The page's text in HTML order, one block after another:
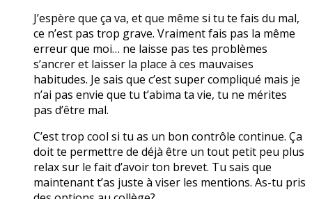
J’espère que ça va, et que même si tu te fais du mal,
ce n’est pas trop grave. Vraiment fais pas la même
erreur que moi… ne laisse pas tes problèmes
s’ancrer et laisser la place à ces mauvaises
habitudes. Je sais que c’est super compliqué mais je
n’ai pas envie que tu t’abima ta vie, tu ne mérites
pas d’être mal.
C’est trop cool si tu as un bon contrôle continue. Ça
doit te permettre de déjà être un tout petit peu plus
relax sur le fait d’avoir ton brevet. Tu sais que
maintenant t’as juste à viser les mentions. As-tu pris